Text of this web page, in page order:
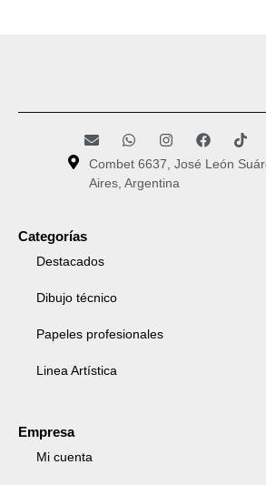
Combet 6637, José León
Aires, Argentina
Categorías
Destacados
Dibujo técnico
Papeles profesionales
Linea Artística
Empresa
Mi cuenta